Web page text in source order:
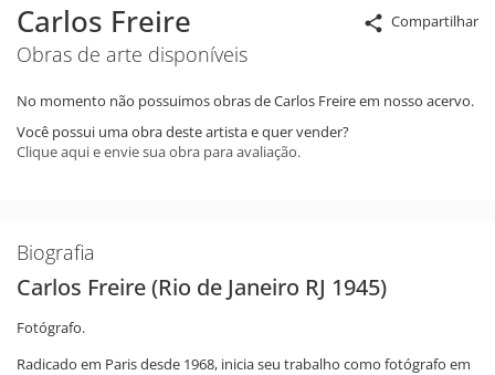
Compartilhar
Carlos Freire
Obras de arte disponíveis
No momento não possuimos obras de Carlos Freire em nosso acervo.
Você possui uma obra deste artista e quer vender?
Clique aqui e envie sua obra para avaliação.
Biografia
Carlos Freire (Rio de Janeiro RJ 1945)
Fotógrafo.
Radicado em Paris desde 1968, inicia seu trabalho como fotógrafo em